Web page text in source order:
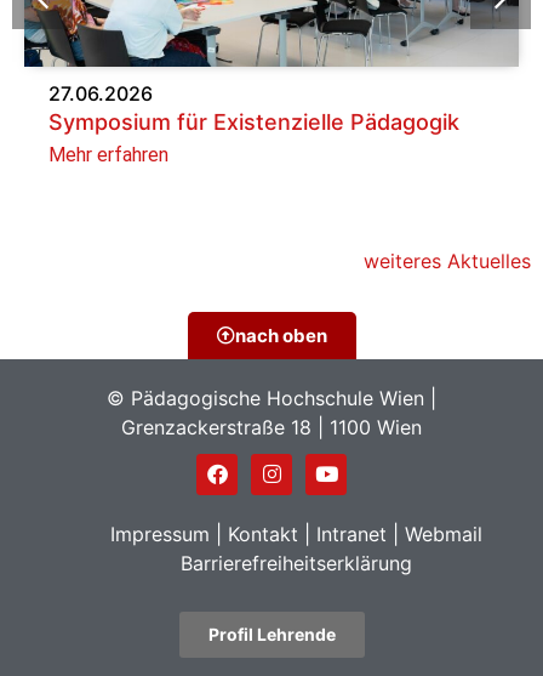
27.06.2026
Symposium für Existenzielle Pädagogik
Mehr erfahren
weiteres Aktuelles
nach oben
© Pädagogische Hochschule Wien |
Grenzackerstraße 18 | 1100 Wien
Impressum Kontakt Intranet
Webmail
Barrierefreiheitserklärung
Profil Lehrende